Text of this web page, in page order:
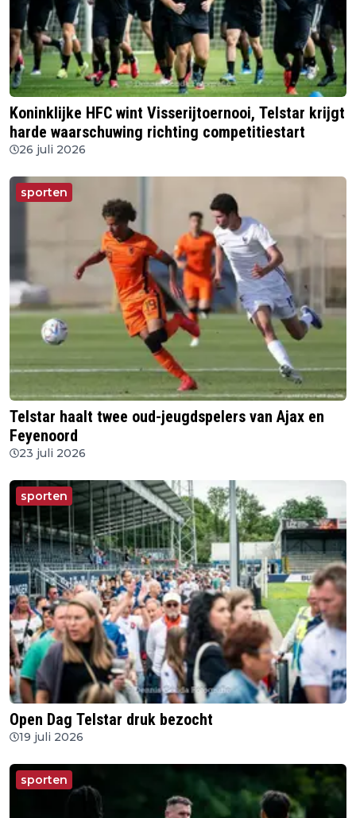
Koninklijke HFC wint Visserijtoernooi, Telstar krijgt
harde waarschuwing richting competitiestart
26 juli 2026
sporten
Telstar haalt twee oud-jeugdspelers van Ajax en
Feyenoord
23 juli 2026
sporten
Open Dag Telstar druk bezocht
19 juli 2026
sporten